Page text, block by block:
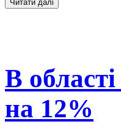
В
на 12%